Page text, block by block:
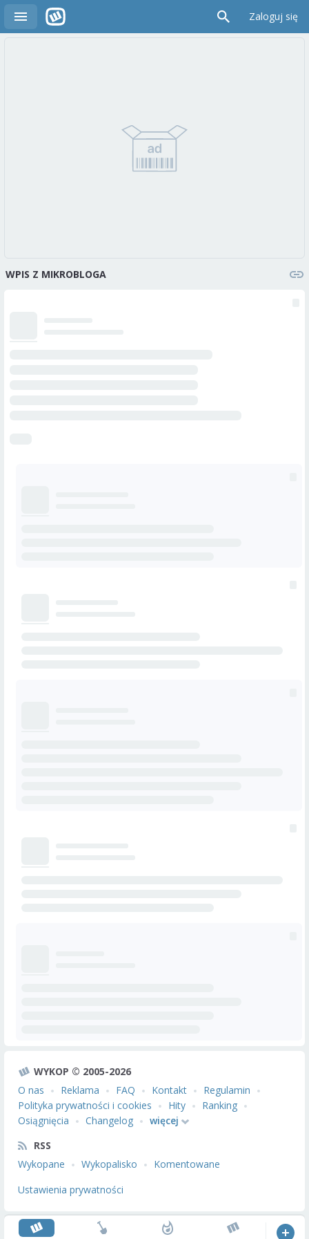
Zaloguj się
WPIS Z MIKROBLOGA
WYKOP © 2005-2026
O nas
Reklama FAQ Kontakt
Regulamin
Polityka prywatności i cookies
Hity
Ranking
Osiągnięcia
Changelog
więcej
RSS
Wykopane
Wykopalisko
Komentowane
Ustawienia prywatności